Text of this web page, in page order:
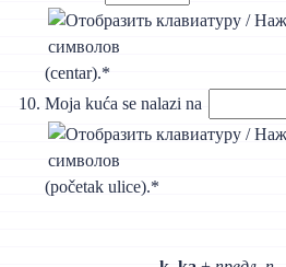
(centar).*
Moja kuća se nalazi na
(početak ulice).*